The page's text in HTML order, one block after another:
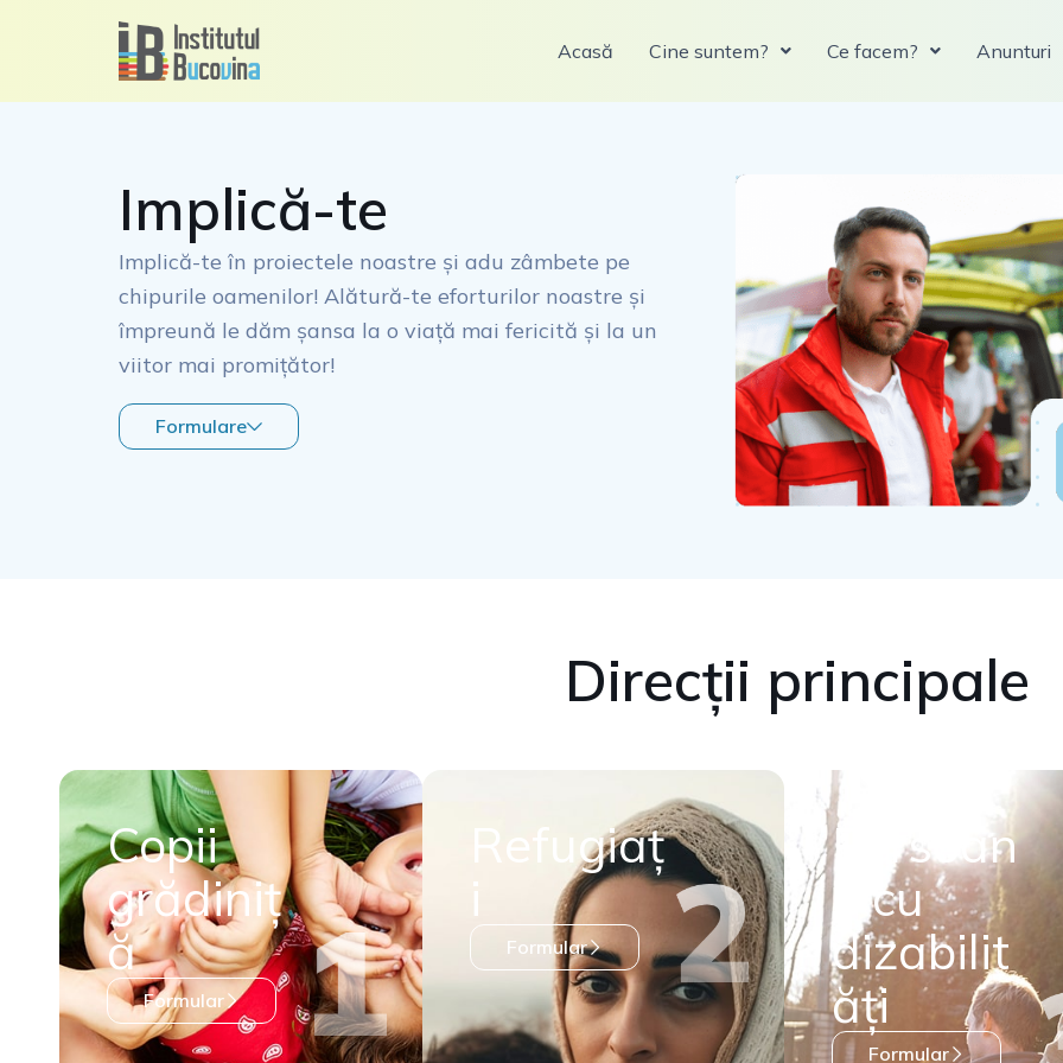
Acasă Cine suntem? Ce facem? Anunturi
Implică-te
Implică-te în proiectele noastre și adu zâmbete pe
chipurile oamenilor! Alătură-te eforturilor noastre și
împreună le dăm șansa la o viață mai fericită și la un
viitor mai promițător!
Formulare
Direcții principale
Copii
grădiniț
ă
Formular
Refugiaț
i
Formular
Persoan
e cu
dizabilit
ăți
Formular